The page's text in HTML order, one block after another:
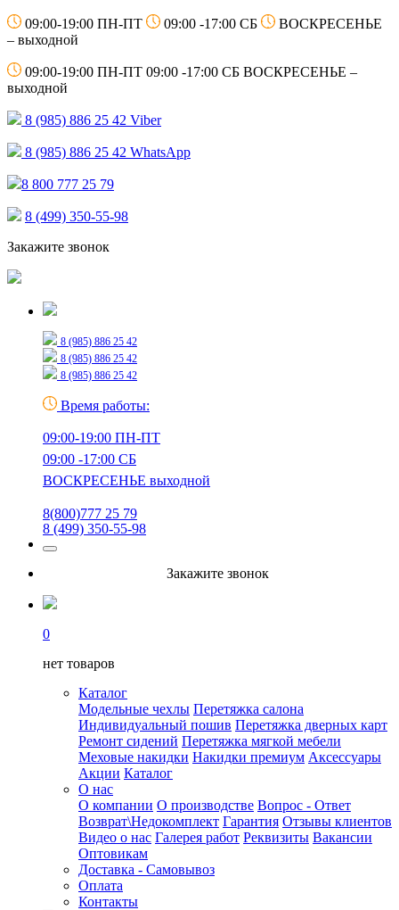
09:00-19:00 ПН-ПТ 09:00 -17:00 СБ
ВОСКРЕСЕНЬЕ
– выходной
09:00-19:00 ПН-ПТ 09:00 -17:00 СБ ВОСКРЕСЕНЬЕ –
выходной
8 (985) 886 25 42 Viber
8 (985) 886 25 42 WhatsApp
8 800 777 25 79
8 (499) 350-55-98
Закажите звонок
8 (985) 886 25 42
8 (985) 886 25 42
8 (985) 886 25 42
Время работы:
09:00-19:00 ПН-ПТ
09:00 -17:00 СБ
ВОСКРЕСЕНЬЕ выходной
8(800)777 25 79
8 (499) 350-55-98
Закажите звонок
0
нет товаров
Каталог
Модельные чехлы Перетяжка салона
Индивидуальный пошив Перетяжка дверных карт
Ремонт сидений Перетяжка мягкой мебели
Меховые накидки Накидки премиум Аксессуары
Акции Каталог
О нас
О компании О производстве Вопрос - Ответ
Возврат\Недокомплект Гарантия Отзывы клиентов
Видео о нас Галерея работ Реквизиты Вакансии
Оптовикам
Доставка - Самовывоз
Оплата
Контакты